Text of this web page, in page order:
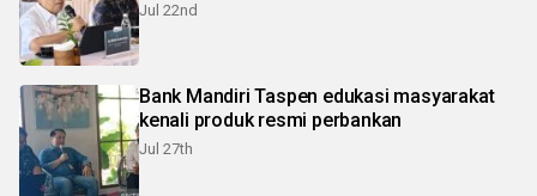
Jul 22nd
Bank Mandiri Taspen edukasi masyarakat
kenali produk resmi perbankan
Jul 27th